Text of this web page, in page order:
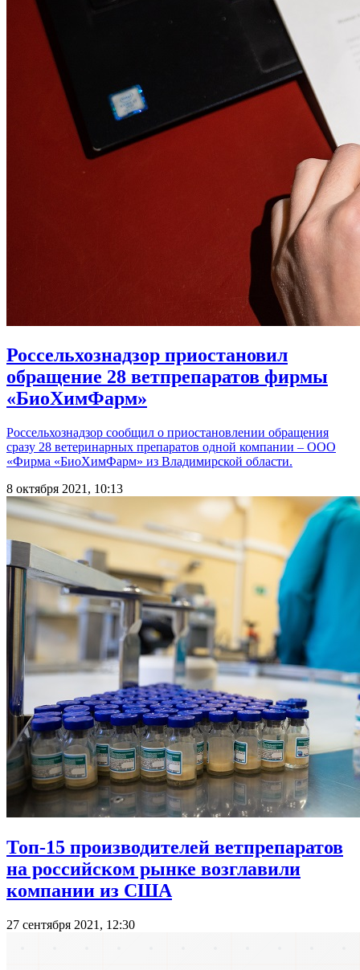
Россельхознадзор приостановил
обращение 28 ветпрепаратов фирмы
«БиоХимФарм»
Россельхознадзор сообщил о приостановлении обращения
сразу 28 ветеринарных препаратов одной компании – ООО
«Фирма «БиоХимФарм» из Владимирской области.
8 октября 2021, 10:13
Топ-15 производителей ветпрепаратов
на российском рынке возглавили
компании из США
27 сентября 2021, 12:30